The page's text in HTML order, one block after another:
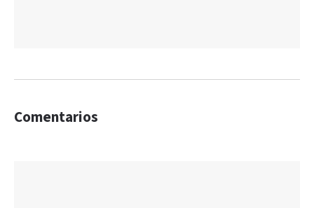
Comentarios